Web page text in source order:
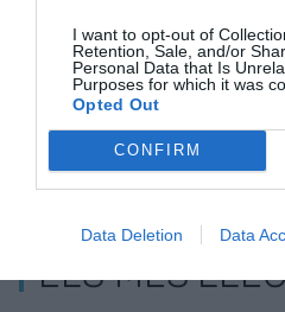
I want to opt-out of
Retention, Sale, and/or
Personal Data that Is
Purposes for which it was
Opted Out
CONFIRM
Data Deletion Data
ELS MÉS